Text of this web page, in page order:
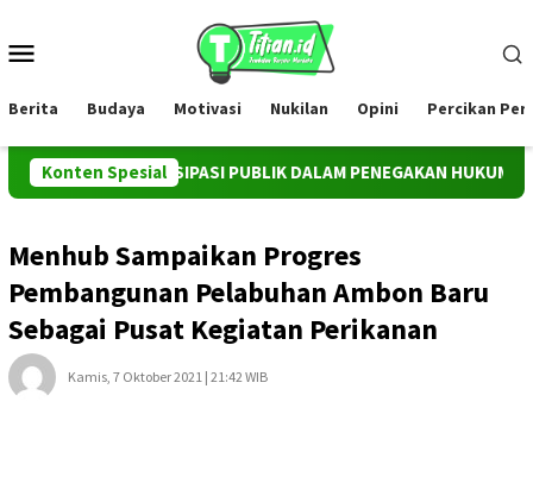
konten
Berita Budaya Motivasi Nukilan Opini Percikan
Konten Spesial
PARTISIPASI PUBLIK DALAM PENEGAKAN HUKUM TERHADAP
Menhub Sampaikan Progres
Pembangunan Pelabuhan Ambon Baru
Sebagai Pusat Kegiatan Perikanan
Kamis, 7 Oktober 2021 | 21:42 WIB